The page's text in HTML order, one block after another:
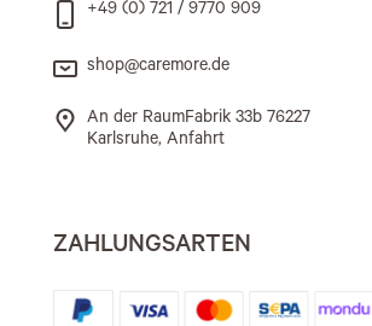
+49 (0) 721 / 9770 909
shop@caremore.de
An der RaumFabrik 33b 76227
Karlsruhe, Anfahrt
ZAHLUNGSARTEN